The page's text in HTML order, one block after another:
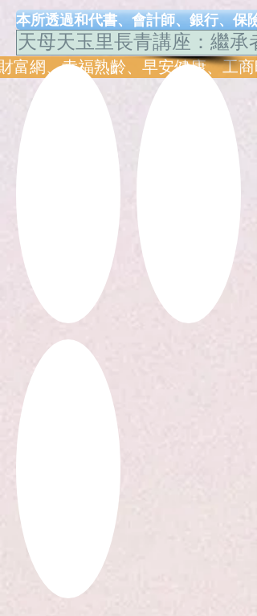
本所透過和代書、會計師、銀行、保
富網、幸福熟齡、早安健康、工
天母天玉里長青講座：繼